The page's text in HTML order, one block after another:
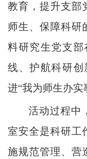
教育， 提升支部
师生、保障科研
料研究生党支部
线、护航科研创
进“我为师生办实
活动过程中
室安全是科研工
施规范管理、 营